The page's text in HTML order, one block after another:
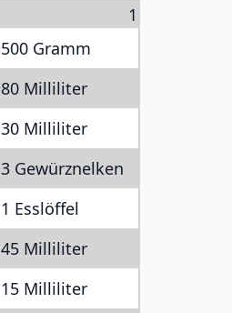
500 Gramm
80 Milliliter
30 Milliliter
3 Gewürznelken
1 Esslöffel
45 Milliliter
15 Milliliter